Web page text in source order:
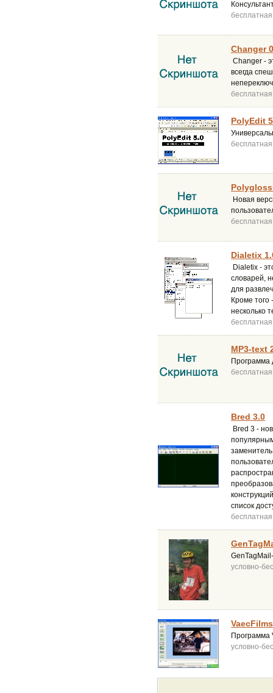
бесплатная
Changer
Changer -
всегда
бесплатная
PolyEdit
бесплатная
Новая
бесплатная
Dialetix
Dialetix -
словарей,
для
Кроме того
несколько
бесплатная
MP3-text
Программа
бесплатная
Bred 3.0
Bred 3 -
список
бесплатная
условно-
Программа
условно-